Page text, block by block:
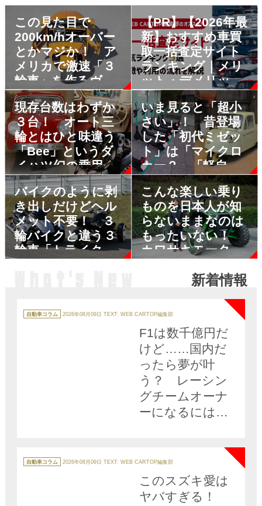
この見た目で
200km/hオーバー
とかマジか！ ア
メリカで激速「３
輪車」を作るヴァ
ンダーホールがヤ
バい!!
【PR】【2026年最
新】おすすめ車買
取一括査定サイト
ランキング｜メリ
ット・デメリット
も解説
現存台数はわずか
３台！ オート三
輪とはひと味違う
「Bee」というダ
イハツ幻の乗用三
輪車
いま見ると「超小
さい」！ 昔登場
した「初代ミゼッ
ト」は「マイクロ
カー？」「軽自動
車？」
バイクのように剥
き出しだけどヘル
メット不要！ ３
輪バイクと違う３
輪車「トライク」
こんな楽しい乗り
ものを日本人が知
らないままなのは
もったいない！
カワサキモーター
子社長が「ニッチ
輪」の日本販売に
踏み切った情熱
新着情報
テ
ゴ
自動車コラム 2026年08月09日 TEXT: WEB CARTOP編集部
NEW
F1は数千億円だ
けど……国内だ
ったら夢が叶
う？ レーシン
グチームオーナ
ーになるには幾
役チームに聞い
てみた
テ
ゴ
自動車コラム 2026年08月09日 TEXT: WEB CARTOP編集部
このスズキ愛は
ヤバすぎる！